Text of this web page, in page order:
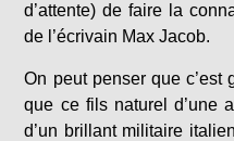
d’attente) de faire la
de l’écrivain Max Jacob.
On peut penser que c’est
que ce fils naturel d’une
d’un brillant militaire